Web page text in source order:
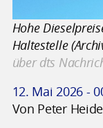
Hohe
Haltestelle
über dts
12. Mai 2026 -
Von Peter